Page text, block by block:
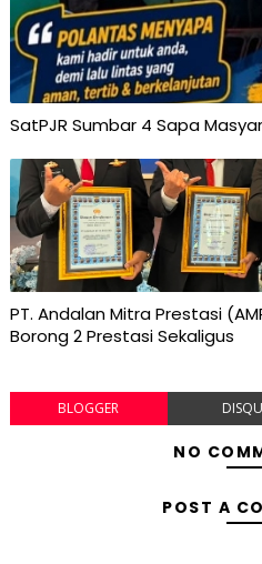
SatPJR Sumbar 4 Sapa
PT. Andalan Mitra Prestasi
Borong 2 Prestasi Sekaligus
BLOGGER
NO
POST A